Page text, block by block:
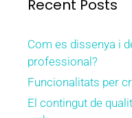
Recent Posts
Com es dissenya i
professional?
Funcionalitats per
El contingut de